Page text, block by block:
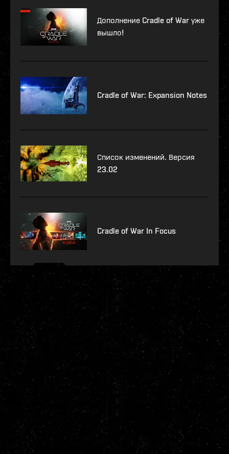
Дополнение Cradle of War уже
вышло!
Cradle of War: Expansion Notes
Список изменений. Версия
23.02
Cradle of War In Focus